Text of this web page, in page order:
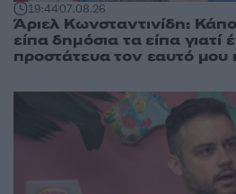
19:4407.08.26
Άριελ Κωνσταντινίδη:
είπα δημόσια τα είπα γιατί
προστάτευα τον εαυτό μου